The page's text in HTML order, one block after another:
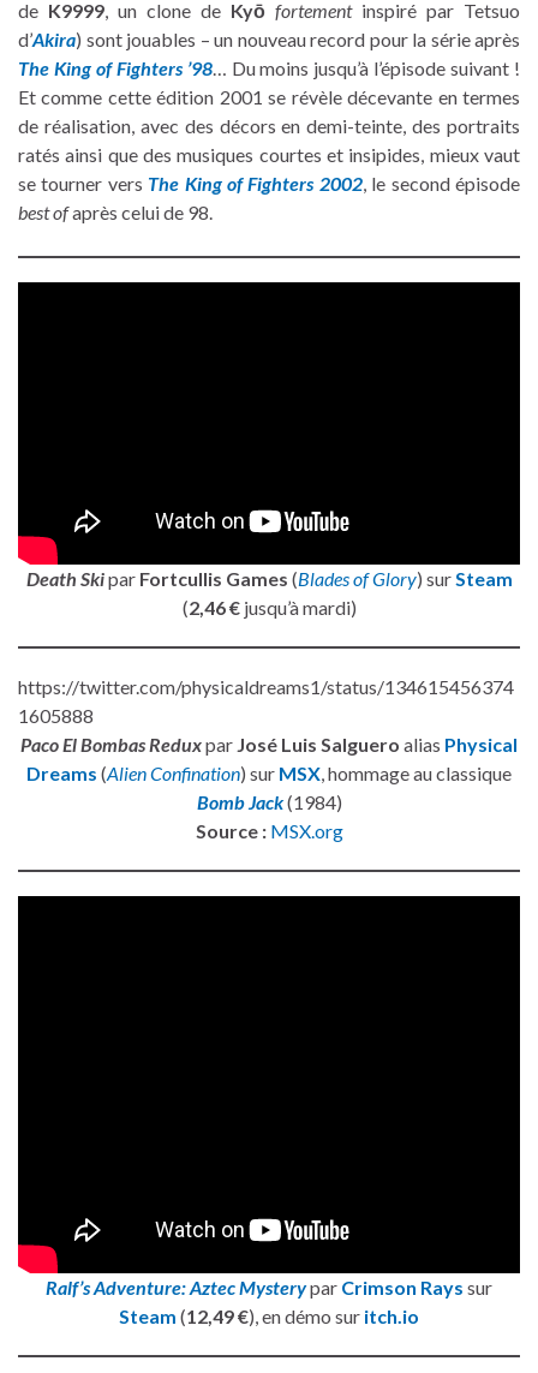
de K9999, un clone de Kyō fortementinspiré par Tetsuo
d’Akira) sont jouables – un nouveau record pour la série après
The King of Fighters ’98… Du moins jusqu’à l’épisode suivant !
Et comme cette édition 2001 se révèle décevante en termes
de réalisation, avec des décors en demi-teinte, des portraits
ratés ainsi que des musiques courtes et insipides, mieux vaut
se tourner vers The King of Fighters 2002, le second épisode
best ofaprès celui de 98.
Death Skipar Fortcullis Games (Blades of Glory) surSteam
(2,46 €jusqu’à mardi)
https://twitter.com/physicaldreams1/status/134615456374
1605888
Paco El Bombas Reduxpar José Luis Salguero alias Physical
Dreams (Alien Confination) sur MSX, hommage au classique
Bomb Jack(1984)
Source : MSX.org
Ralf’s Adventure: Aztec Mysterypar Crimson Rays sur
Steam (12,49 €), en démo sur itch.io